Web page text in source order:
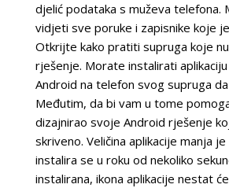
djelić podataka s muževa telefona.
vidjeti sve poruke i zapisnike koje
Otkrijte kako pratiti supruga koje
rješenje. Morate instalirati aplikaciju
Android na telefon svog supruga
Međutim, da bi vam u tome
dizajnirao svoje Android rješenje
skriveno. Veličina aplikacije manja
instalira se u roku od nekoliko
instalirana, ikona aplikacije nestat